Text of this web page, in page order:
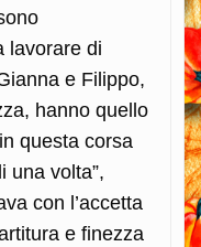
lavorare di
e Filippo,
hanno quello
questa corsa
una volta”,
con l’accetta
e finezza